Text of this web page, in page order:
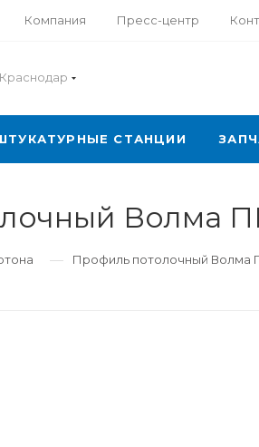
Компания Пресс-центр
Краснодар
СТАНЦИИ
Волма
— Профиль потолочный Волма